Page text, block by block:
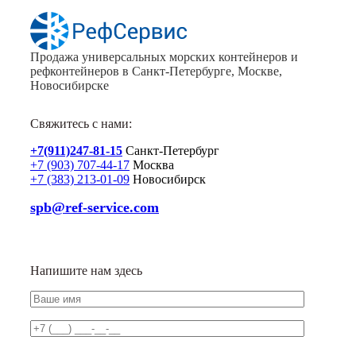
Продажа универсальных морских контейнеров и
рефконтейнеров в Санкт-Петербурге, Москве,
Новосибирске
Свяжитесь с нами:
+7(911)247-81-15 Санкт-Петербург
+7 (903) 707-44-17 Москва
+7 (383) 213-01-09 Новосибирск
spb@ref-service.com
Напишите нам здесь